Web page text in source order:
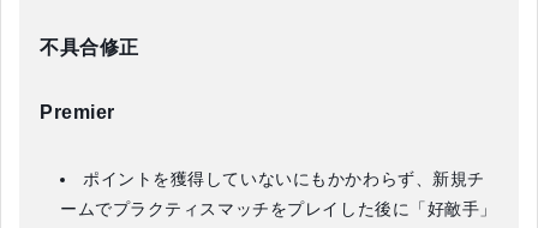
不具合修正
Premier
ポイントを獲得していないにもかかわらず、新規チ
ームでプラクティスマッチをプレイした後に「好敵手」